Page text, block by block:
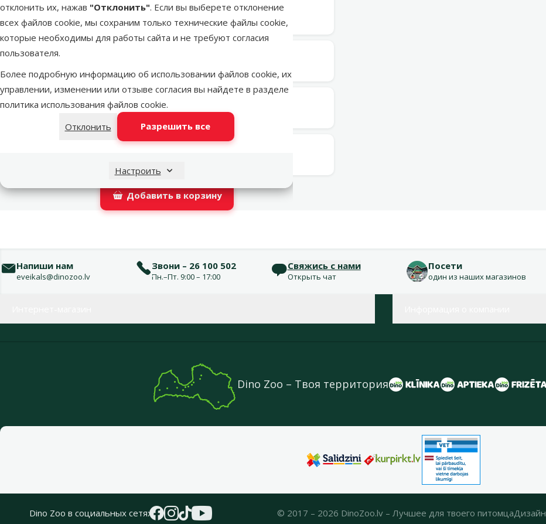
отклонить их, нажав "Отклонить". Если вы выберете отклонение
всех файлов cookie, мы сохраним только технические файлы cookie,
которые необходимы для работы сайта и не требуют согласия
пользователя.
Более подробную информацию об использовании файлов cookie, их
управлении, изменении или отзыве согласия вы найдете в разделе
политика использования файлов cookie.
Отклонить
Разрешить все
Настроить
Latvijas Pasts пакомат в среду
LATVIJAS PASTS почтовое отделение
Добавить в корзину
Напиши нам
eveikals@dinozoo.lv
Звони – 26 100 502
Пн.–Пт. 9:00 – 17:00
Свяжись с нами
Открыть чат
Посети
один из наших магазинов
Dino Zoo – Твоя территория
Dino Zoo в социальных сетях © 2017 – 2026 DinoZoo.lv – Лучшее для твоего питомцаДизайн